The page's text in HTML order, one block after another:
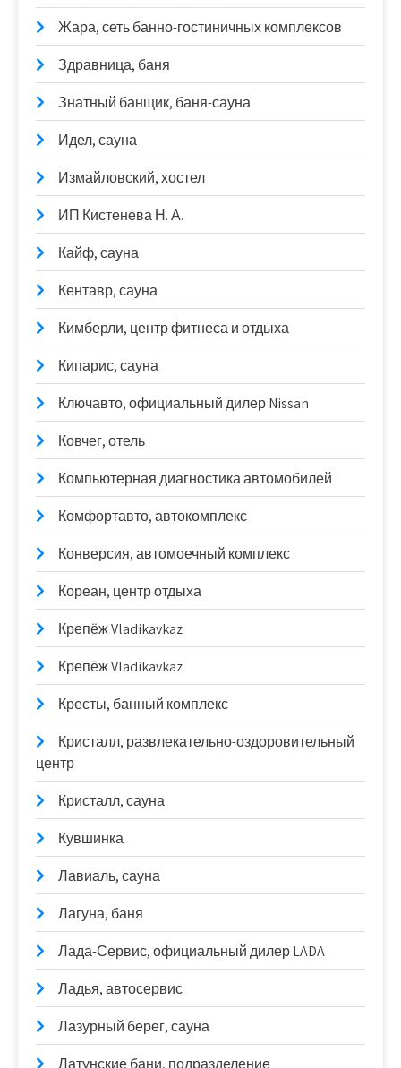
Жара, сеть банно-гостиничных комплексов
Здравница, баня
Знатный банщик, баня-сауна
Идел, сауна
Измайловский, хостел
ИП Кистенева Н. А.
Кайф, сауна
Кентавр, сауна
Кимберли, центр фитнеса и отдыха
Кипарис, сауна
Ключавто, официальный дилер Nissan
Ковчег, отель
Компьютерная диагностика автомобилей
Комфортавто, автокомплекс
Конверсия, автомоечный комплекс
Кореан, центр отдыха
Крепёж Vladikavkaz
Крепёж Vladikavkaz
Кресты, банный комплекс
Кристалл, развлекательно-оздоровительный
центр
Кристалл, сауна
Кувшинка
Лавиаль, сауна
Лагуна, баня
Лада-Сервис, официальный дилер LADA
Ладья, автосервис
Лазурный берег, сауна
Латунские бани, подразделение